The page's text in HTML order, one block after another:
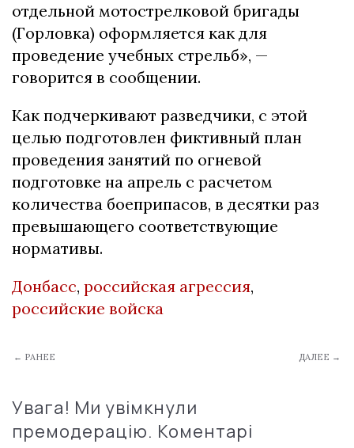
отдельной мотострелковой бригады
(Горловка) оформляется как для
проведение учебных стрельб», —
говорится в сообщении.
Как подчеркивают разведчики, с этой
целью подготовлен фиктивный план
проведения занятий по огневой
подготовке на апрель с расчетом
количества боеприпасов, в десятки раз
превышающего соответствующие
нормативы.
Донбасс, российская агрессия,
российские войска
← РАНЕЕ ДАЛЕЕ →
Увага! Ми увімкнули
премодерацію. Коментарі